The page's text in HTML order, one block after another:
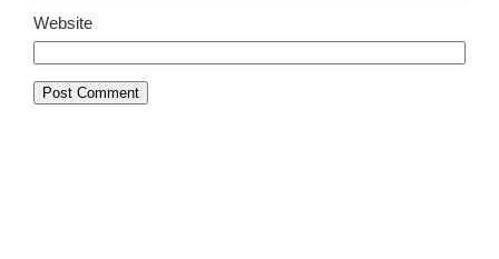
Website